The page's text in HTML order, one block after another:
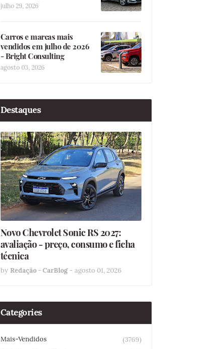
julho 29, 2026
Carros e marcas mais
vendidos em julho de 2026
- Bright Consulting
agosto 03, 2026
Destaques
Novo Chevrolet Sonic RS 2027:
avaliação - preço, consumo e ficha
técnica
by Redação - CarBlog - agosto 01, 2026
Categories
Mais-Vendidos
(3769)